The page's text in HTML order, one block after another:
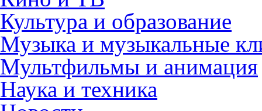
Культура и образование
Музыка и музыкальные
Мультфильмы и анимация
Наука и техника